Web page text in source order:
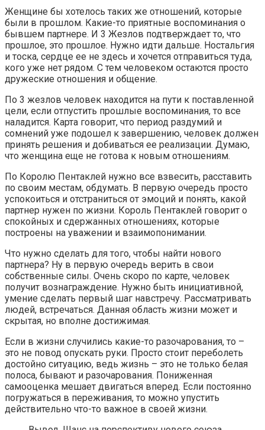
Женщине бы хотелось таких же отношений, которые
были в прошлом. Какие-то приятные воспоминания о
бывшем партнере. И 3 Жезлов подтверждает то, что
прошлое, это прошлое. Нужно идти дальше. Ностальгия
и тоска, сердце ее не здесь и хочется отправиться туда,
кого уже нет рядом. С тем человеком остаются просто
дружеские отношения и общение.
По 3 жезлов человек находится на пути к поставленной
цели, если отпустить прошлые воспоминания, то все
наладится. Карта говорит, что период раздумий и
сомнений уже подошел к завершению, человек должен
принять решения и добиваться ее реализации. Думаю,
что женщина еще не готова к новым отношениям.
По Королю Пентаклей нужно все взвесить, расставить
по своим местам, обдумать. В первую очередь просто
успокоиться и отстраниться от эмоций и понять, какой
партнер нужен по жизни. Король Пентаклей говорит о
спокойных и сдержанных отношениях, которые
построены на уважении и взаимопонимании.
Что нужно сделать для того, чтобы найти нового
партнера? Ну в первую очередь верить в свои
собственные силы. Очень скоро по карте, человек
получит вознаграждение. Нужно быть инициативной,
умение сделать первый шаг навстречу. Рассматривать
людей, встречаться. Данная область жизни может и
скрытая, но вполне достижимая.
Если в жизни случились какие-то разочарования, то –
это не повод опускать руки. Просто стоит переболеть
достойно ситуацию, ведь жизнь – это не только белая
полоса, бывают и разочарования. Пониженная
самооценка мешает двигаться вперед. Если постоянно
погружаться в переживания, то можно упустить
действительно что-то важное в своей жизни.